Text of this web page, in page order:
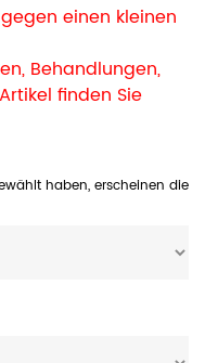
einen kleinen
Behandlungen,
finden Sie
haben, erscheinen die